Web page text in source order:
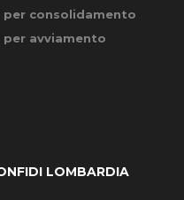
consolidamento
avviamento
LOMBARDIA